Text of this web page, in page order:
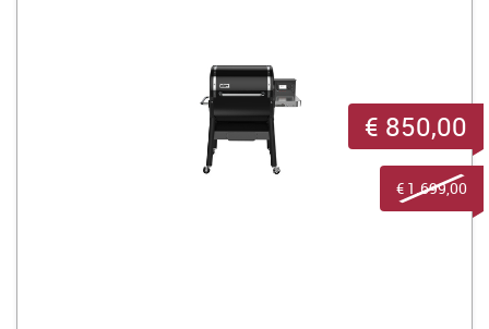
€ 850,00
€ 1.699,00